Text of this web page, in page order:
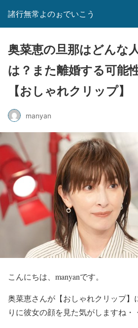
諸行無常よのぉでいこう
奥菜恵の旦那はどんな
は？また離婚する可能
【おしゃれクリップ】
manyan
こんにちは、manyanです。
奥菜恵さんが 【おしゃれクリップ】
り に彼女の顔を見た気がしますね・